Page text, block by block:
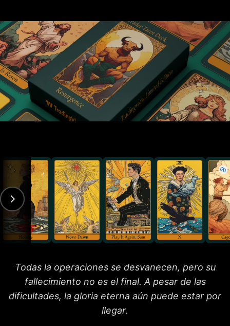
Todas la operaciones se desvanecen, pero su
fallecimiento no es el final. A pesar de las
dificultades, la gloria eterna aún puede estar por
llegar.